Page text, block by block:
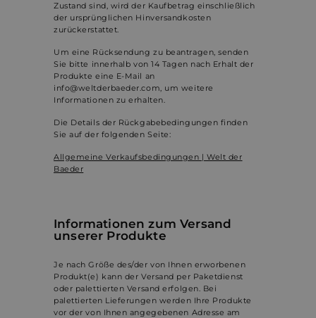
Zustand sind, wird der Kaufbetrag einschließlich
der ursprünglichen Hinversandkosten
zurückerstattet.
Um eine Rücksendung zu beantragen, senden
Sie bitte innerhalb von 14 Tagen nach Erhalt der
Produkte eine E-Mail an
info@weltderbaeder.com, um weitere
Informationen zu erhalten.
Die Details der Rückgabebedingungen finden
Sie auf der folgenden Seite:
Allgemeine Verkaufsbedingungen | Welt der
Baeder
Informationen zum Versand
unserer Produkte
Je nach Größe des/der von Ihnen erworbenen
Produkt(e) kann der Versand per Paketdienst
oder palettierten Versand erfolgen. Bei
palettierten Lieferungen werden Ihre Produkte
vor der von Ihnen angegebenen Adresse am